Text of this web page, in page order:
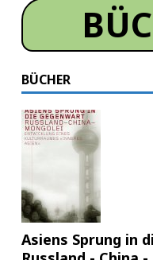
BÜCHER
Asiens Sprung in